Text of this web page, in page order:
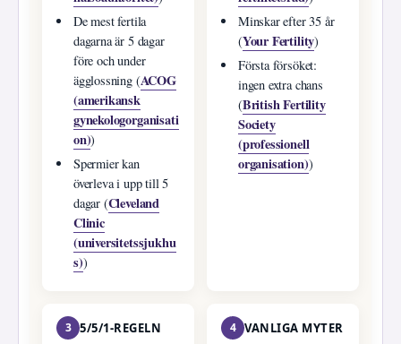
De mest fertila
dagarna är 5 dagar
före och under
ägglossning (ACOG
(amerikansk
gynekologorganisati
on))
Spermier kan
överleva i upp till 5
dagar (Cleveland
Clinic
(universitetssjukhu
s))
Minskar efter 35 år
(Your Fertility)
Första försöket:
ingen extra chans
(British Fertility
Society
(professionell
organisation))
3 5/5/1-REGELN 4 VANLIGA MYTER